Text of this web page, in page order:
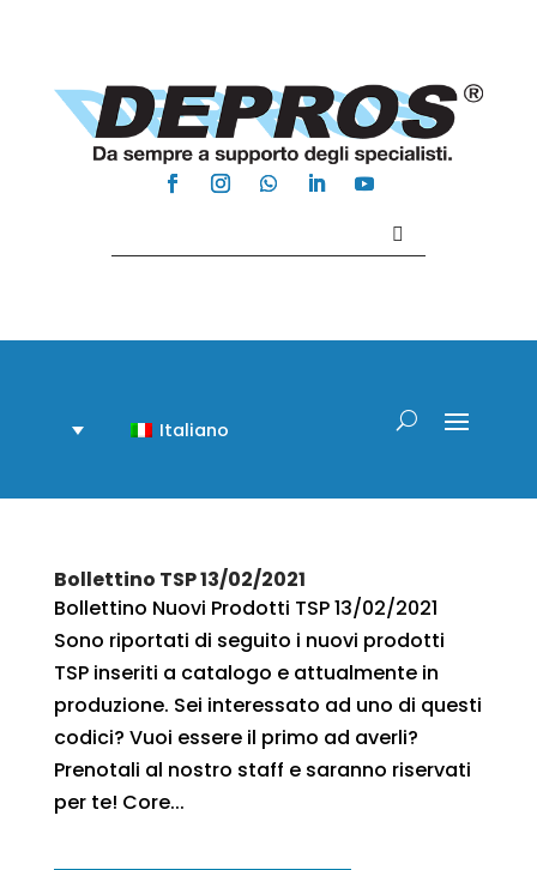
Italiano
Bollettino TSP 13/02/2021
Bollettino Nuovi Prodotti TSP 13/02/2021
Sono riportati di seguito i nuovi prodotti
TSP inseriti a catalogo e attualmente in
produzione. Sei interessato ad uno di questi
codici? Vuoi essere il primo ad averli?
Prenotali al nostro staff e saranno riservati
per te! Core...